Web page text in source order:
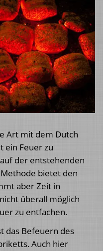
Art mit dem Dutch
ein Feuer zu
der entstehenden
bietet den
aber Zeit in
überall möglich
zu entfachen.
das Befeuern des
Auch hier